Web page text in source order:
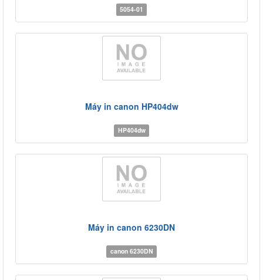
5054-01
Máy in canon HP404dw
HP404dw
Máy in canon 6230DN
canon 6230DN